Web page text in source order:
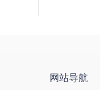
网站导航